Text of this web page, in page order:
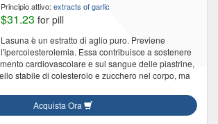
Principio attivo: extracts of garlic
$31.23 for pill
Lasuna è un estratto di aglio puro. Previene
l'ipercolesterolemia. Essa contribuisce a sostenere
cardiovascolare e sul sangue delle piastrine,
stabile di colesterolo e zucchero nel corpo, ma
Acquista Ora